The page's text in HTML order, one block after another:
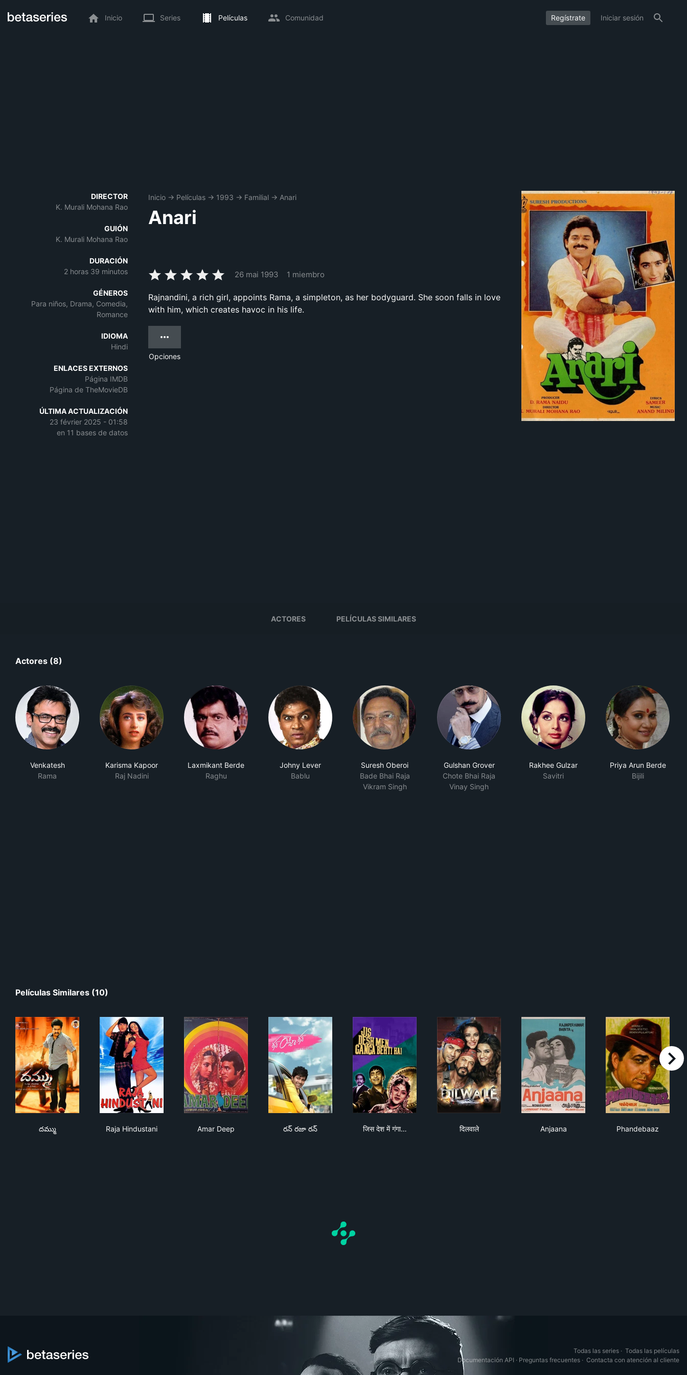
Inicio Series Películas Comunidad Regístrate Iniciar sesión
DIRECTOR
K. Murali Mohana Rao
GUIÓN
K. Murali Mohana Rao
DURACIÓN
2 horas 39 minutos
GÉNEROS
Para niños, Drama, Comedia,
Romance
IDIOMA
Hindi
ENLACES EXTERNOS
Página IMDB
Página de TheMovieDB
ÚLTIMA ACTUALIZACIÓN
23 février 2025 - 01:58
en 11 bases de datos
Inicio → Películas → 1993 → Familial → Anari
Anari
26 mai 1993 1 miembro
Rajnandini, a rich girl, appoints Rama, a simpleton, as her bodyguard. She soon falls in love
with him, which creates havoc in his life.
Opciones
ACTORES PELÍCULAS SIMILARES
Actores (8)
Venkatesh
Rama
Karisma Kapoor
Raj Nadini
Laxmikant Berde
Raghu
Johny Lever
Bablu
Suresh Oberoi
Bade Bhai Raja
Vikram Singh
Gulshan Grover
Chote Bhai Raja
Vinay Singh
Rakhee Gulzar
Savitri
Priya Arun Berde
Bijili
Películas Similares (10)
దమ్ము
Raja Hindustani
Amar Deep
రన్ రజా రన్
जिस देश में गंगा…
दिलवाले
Anjaana
Phandebaaz
right
Todas las series · Todas las películas
Documentación API · Preguntas frecuentes · Contacta con atención al cliente